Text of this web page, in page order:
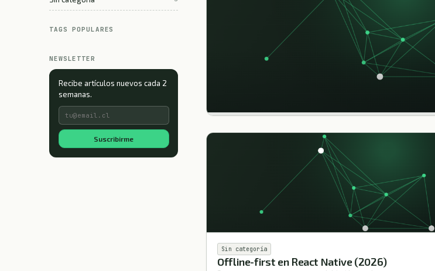
TAGS POPULARES
NEWSLETTER
Recibe artículos nuevos cada 2
semanas.
Suscribirme
Sin categoría
Offline-first en React Native (2026)